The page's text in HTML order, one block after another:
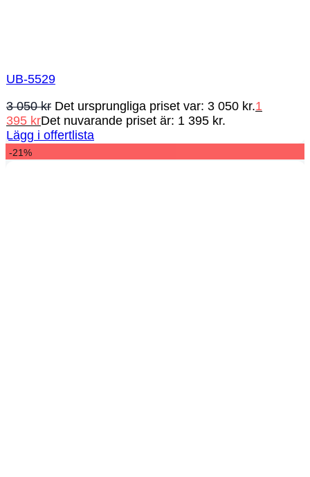
UB-5529
3 050kr Det ursprungliga priset var: 3 050 kr.1
395 krDet nuvarande priset är: 1 395 kr.
Lägg i offertlista
-21%